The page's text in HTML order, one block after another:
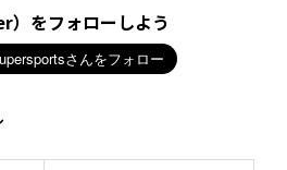
をフォローしよう